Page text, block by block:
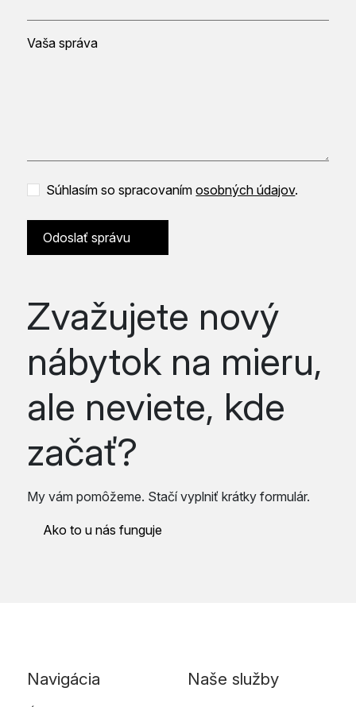
Vaša správa
Súhlasím so spracovanímosobných údajov.
Odoslať správu
Zvažujete nový
nábytok na mieru,
ale neviete, kde
začať?
My vám pomôžeme. Stačí vyplniť krátky formulár.
Ako to u nás funguje
Navigácia Naše služby